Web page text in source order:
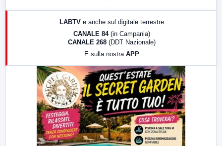
LabNews (replica)
LABTV e anche sul digitale terrestre
CANALE 84 (in Campania)
CANALE 268 (DDT Nazionale)
E sulla nostra APP